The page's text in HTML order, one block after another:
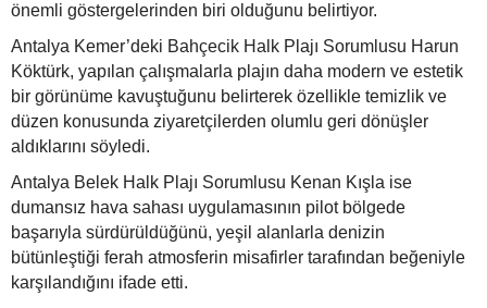
önemli göstergelerinden biri olduğunu belirtiyor.
Antalya Kemer’deki Bahçecik Halk Plajı Sorumlusu Harun
Köktürk, yapılan çalışmalarla plajın daha modern ve estetik
bir görünüme kavuştuğunu belirterek özellikle temizlik ve
düzen konusunda ziyaretçilerden olumlu geri dönüşler
aldıklarını söyledi.
Antalya Belek Halk Plajı Sorumlusu Kenan Kışla ise
dumansız hava sahası uygulamasının pilot bölgede
başarıyla sürdürüldüğünü, yeşil alanlarla denizin
bütünleştiği ferah atmosferin misafirler tarafından beğeniyle
karşılandığını ifade etti.